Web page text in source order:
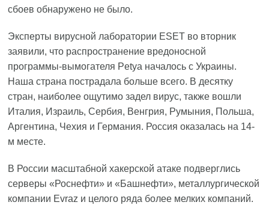
сбоев обнаружено не было.
Эксперты вирусной лаборатории ESET во вторник
заявили, что распространение вредоносной
программы-вымогателя Petya началось с Украины.
Наша страна пострадала больше всего. В десятку
стран, наиболее ощутимо задел вирус, также вошли
Италия, Израиль, Сербия, Венгрия, Румыния, Польша,
Аргентина, Чехия и Германия. Россия оказалась на 14-
м месте.
В России масштабной хакерской атаке подверглись
серверы «Роснефти» и «Башнефти», металлургической
компании Evraz и целого ряда более мелких компаний.